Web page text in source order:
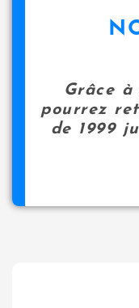
Grâce à
pourrez
de 1999